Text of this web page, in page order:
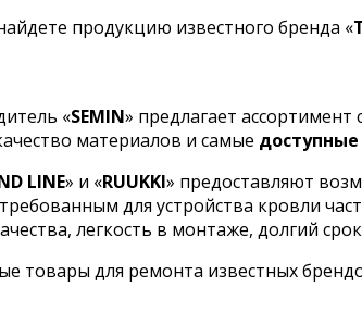
продукцию известного бренда «
«SEMIN» предлагает
материалов и самые
LINE» и «RUUKKI» предоставляют
для устройства кровли
легкость в монтаже, долгий
товары для ремонта известных